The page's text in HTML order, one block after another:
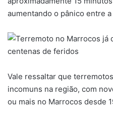
aumentando o pânico entre
Vale ressaltar que
incomuns na região, com
ou mais no Marrocos desde